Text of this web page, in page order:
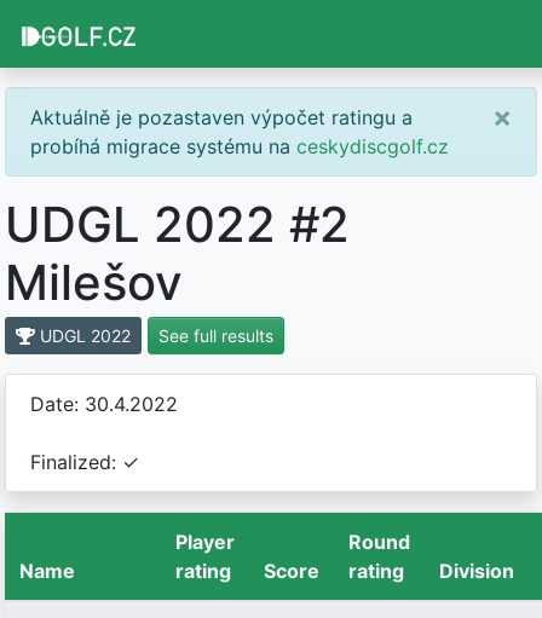
Aktuálně je pozastaven výpočet ratingu a
probíhá migrace systému na ceskydiscgolf.cz
×
UDGL 2022 #2
Milešov
UDGL 2022 See full results
Date: 30.4.2022
Finalized: ✓
Name
Player
rating
Score
Round
rating
Division